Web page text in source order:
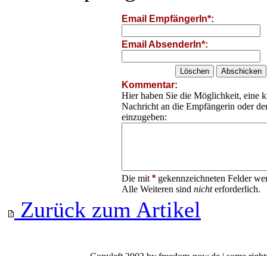
Email EmpfängerIn*:
Email AbsenderIn*:
Kommentar:
Hier haben Sie die Möglichkeit, eine
Nachricht an die Empfängerin oder
einzugeben:
Die mit *gekennzeichneten Felder
Alle Weiteren sind nichterforderlich.
Zurück zum Artikel